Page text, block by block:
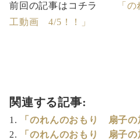
前回の記事はコチラ
「
工動画 4/5！！」
関連する記事:
「のれんのおもり 扇子
「のれんのおもり 扇子